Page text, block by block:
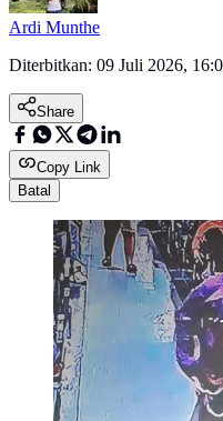
Ardi Munthe
Diterbitkan: 09 Juli 2026,
Share
Copy Link
Batal